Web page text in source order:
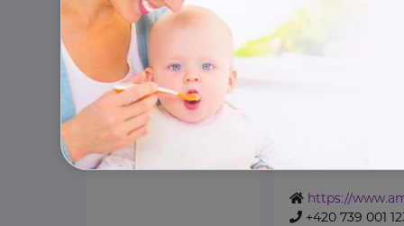
Šaldova
Amelie od roku
https://
+420 739 001